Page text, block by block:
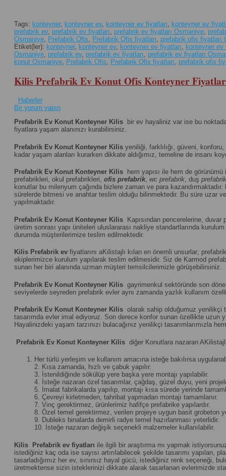
Tags: konteyner, konteyner ev, konteyner ev fiyatları, konteyner ev
prefabrik ev, prefabrik ev fiyatları, prefabrik ev fiyatları Osmaniye,
Osmaniye, Prefabrik Ofis, Prefabrik Ofis fiyatları, prefabrik ofis fiyatları
Etiket(ler): konteyner, konteyner ev, konteyner ev fiyatları, konteyner ev
Osmaniye, prefabrik ev, prefabrik ev fiyatları, prefabrik ev fiyatları
konut Osmaniye, Prefabrik Ofis, Prefabrik Ofis fiyatları, prefabrik ofis
Kilis Prefabrik Ev Konut Ofis Konteyner
Haberler
Bir yorum yapın
Prefabrik Ev Konut Konteyner Kilis bir ev hayaliniz var ise bu
fiyatlara yaşam alanınızı kurabilirsiniz.
Prefabrik Ev Konut Konteyner Kilis yeniliği, farklılığı, güveni,
kadar yaşam alanları kurarken dikkate aldığımız, temeline de insanı
Prefabrik Ev Konut Konteyner Kilis hem yapısı ile hem de
prefabrikleri, okul prefabrikleri, ofis prefabrik, wc prefabrik, duş prefabrik
konutlar bu milenyum çağında bizlere zaman ve para kazandırmaktadır.
sürelerde bitmesi ve anahtar teslim olduğu bilinmektedir. Bu süre uzar
yapılmaktadır.
Prefabrik Ev Konut Konteyner Kilis Kapısından pencerelerine,
üretim sonrası yapı üniteleri uluslararası nakliye standartlarında
durumda müşterilerimize teslim edilmektedir.
Kilis Prefabrik ev fiyatlarını aKilistajlı kılan en önemli unsurlar;
ekiplerimizce kurulum yapılarak teslim edilmesidir. Siz de Karmod
sunan her biri alanında uzman müşteri temsilcilerimizle görüşebilirsiniz.
Prefabrik Ev Konut Konteyner Kilis gayrimenkul sektöründe son
seviyelerde seyreden prefabrik evler aynı zamanda yazlık kullanım
Prefabrik Ev Konut Konteyner Kilis olarak sahip olduğumuz yenilikçi
tasarımda evler imal ediyoruz. Son derece konfor sunan özellikte uzun
Hayalinizdeki yaşam tarzınızı bulacağınız yenilikçi tasarımlarımızla
Prefabrik Ev Konut Konteyner Kilis diğer Konutlara nazaran
Her türlü yerleşim ve kullanım amacına isteğe bakılırsa
2. Kısa zamanda, hızlı ve çabuk yapılır.
3. İstenildiğinde sökülüp yere başka yere montajı yapılabilir.
4. İsteğe nazaran özel tasarımlar, çağdaş, güzel duyu, yeni
5. İmalat fabrikalarda yapılıp, montajı kısa sürede yerinde
6. Çevreyi kirletmeden, tahribat yapmadan montajı tamamlanır.
7. Vinç gerektirmez, ürünlerimiz hafifçe prefabrike yapılardır.
8. Özel temel gerektirmez, verilen projeye uygun basit grobeton
9. Dubleks binalarda demirli radye temel hazırlanması yeterlidir.
10. İsteğe nazaran değişik seçenekli malzemeler kullanılabilir.
Kilis Prefabrik ev fiyatları ile ilgili bir araştırma mı yapmak
istediğiniz kaç oda ise sayısı artırılabilecek şekilde tasarımı
tasarladığımız her ev, sınırsız hayal gücü, istediğiniz renk seçeneği,
üretmektense sizin isteklerinizi dikkate alarak tasarlanan evlerimizde